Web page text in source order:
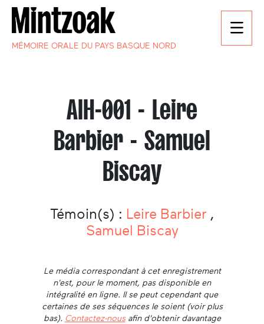
MÉMOIRE ORALE DU PAYS BASQUE NORD
AIH-001 - Leire
Barbier - Samuel
Biscay
Témoin(s) : Leire Barbier ,
Samuel Biscay
Le média correspondant à cet enregistrement
n'est, pour le moment, pas disponible en
intégralité en ligne. Il se peut cependant que
certaines de ses séquences le soient (voir plus
bas). Contactez-nousafin d'obtenir davantage